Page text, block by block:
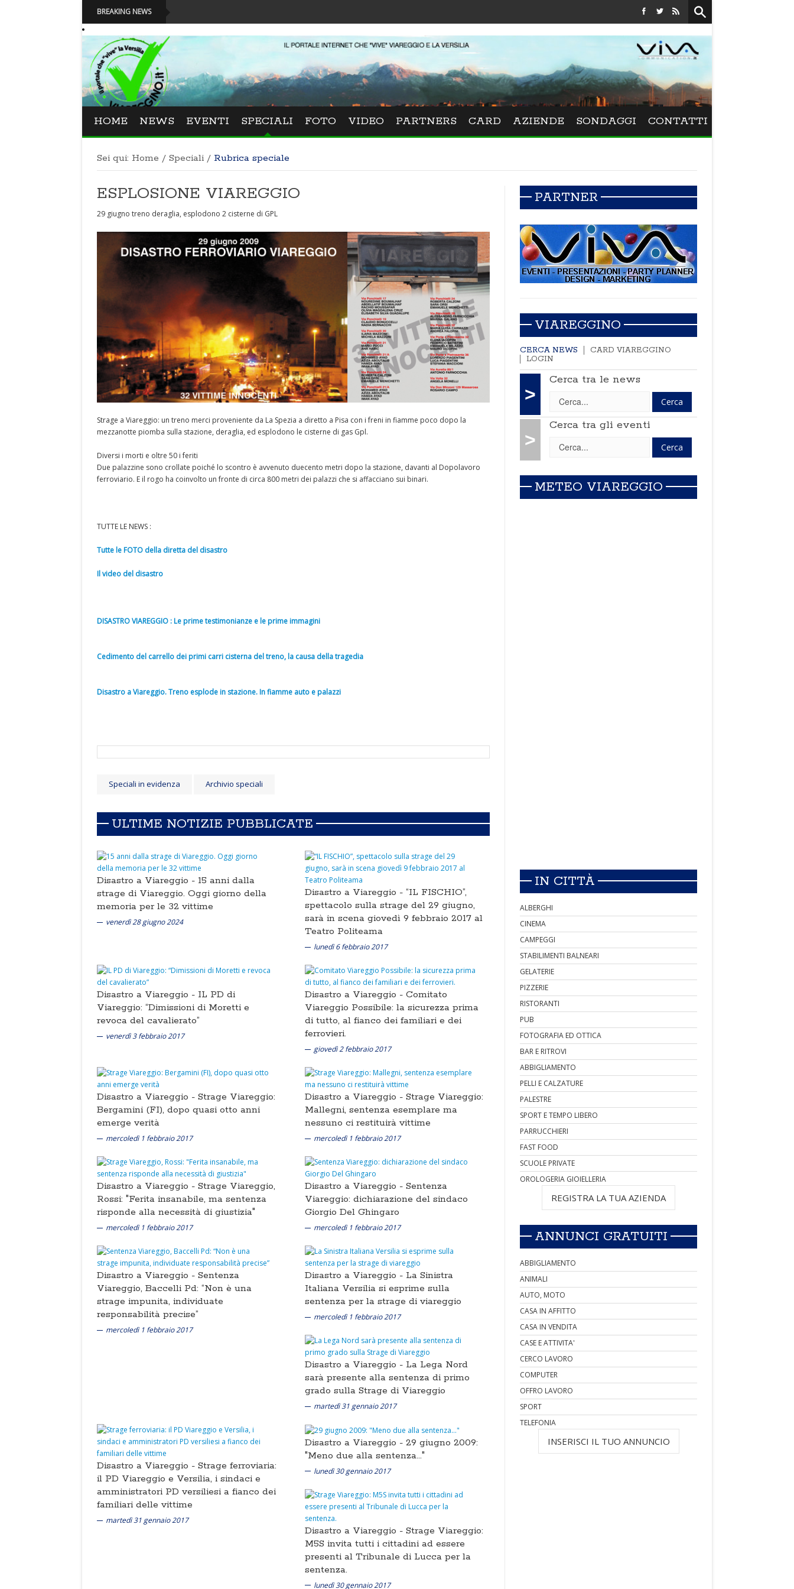
BREAKING NEWS
HOME NEWS EVENTI SPECIALI FOTO VIDEO PARTNERS CARD AZIENDE SONDAGGI CONTATTI
Sei qui: Home / Speciali / Rubrica speciale
ESPLOSIONE VIAREGGIO
29 giugno treno deraglia, esplodono 2 cisterne di GPL
Strage a Viareggio: un treno merci proveniente da La Spezia a diretto a Pisa con i freni in fiamme poco dopo la
mezzanotte piomba sulla stazione, deraglia, ed esplodono le cisterne di gas Gpl.
Diversi i morti e oltre 50 i feriti
Due palazzine sono crollate poiché lo scontro è avvenuto duecento metri dopo la stazione, davanti al Dopolavoro
ferroviario. E il rogo ha coinvolto un fronte di circa 800 metri dei palazzi che si affacciano sui binari.
TUTTE LE NEWS :
Tutte le FOTO della diretta del disastro
Il video del disastro
DISASTRO VIAREGGIO : Le prime testimonianze e le prime immagini
Cedimento del carrello dei primi carri cisterna del treno, la causa della tragedia
Disastro a Viareggio. Treno esplode in stazione. In fiamme auto e palazzi
Speciali in evidenza Archivio speciali
ULTIME NOTIZIE PUBBLICATE
Disastro a Viareggio - 15 anni dalla
strage di Viareggio. Oggi giorno della
memoria per le 32 vittime
venerdì 28 giugno 2024
Disastro a Viareggio - “IL FISCHIO”,
spettacolo sulla strage del 29 giugno,
sarà in scena giovedì 9 febbraio 2017 al
Teatro Politeama
lunedì 6 febbraio 2017
Disastro a Viareggio - IL PD di
Viareggio: “Dimissioni di Moretti e
revoca del cavalierato”
venerdì 3 febbraio 2017
Disastro a Viareggio - Comitato
Viareggio Possibile: la sicurezza prima
di tutto, al fianco dei familiari e dei
ferrovieri.
giovedì 2 febbraio 2017
Disastro a Viareggio - Strage Viareggio:
Bergamini (FI), dopo quasi otto anni
emerge verità
mercoledì 1 febbraio 2017
Disastro a Viareggio - Strage Viareggio:
Mallegni, sentenza esemplare ma
nessuno ci restituirà vittime
mercoledì 1 febbraio 2017
Disastro a Viareggio - Strage Viareggio,
Rossi: "Ferita insanabile, ma sentenza
risponde alla necessità di giustizia"
mercoledì 1 febbraio 2017
Disastro a Viareggio - Sentenza
Viareggio: dichiarazione del sindaco
Giorgio Del Ghingaro
mercoledì 1 febbraio 2017
Disastro a Viareggio - Sentenza
Viareggio, Baccelli Pd: “Non è una
strage impunita, individuate
responsabilità precise”
mercoledì 1 febbraio 2017
Disastro a Viareggio - La Sinistra
Italiana Versilia si esprime sulla
sentenza per la strage di viareggio
mercoledì 1 febbraio 2017
Disastro a Viareggio - La Lega Nord
sarà presente alla sentenza di primo
grado sulla Strage di Viareggio
martedì 31 gennaio 2017
Disastro a Viareggio - Strage ferroviaria:
il PD Viareggio e Versilia, i sindaci e
amministratori PD versiliesi a fianco dei
familiari delle vittime
martedì 31 gennaio 2017
Disastro a Viareggio - 29 giugno 2009:
"Meno due alla sentenza..."
lunedì 30 gennaio 2017
Disastro a Viareggio - Strage Viareggio:
M5S invita tutti i cittadini ad essere
presenti al Tribunale di Lucca per la
sentenza.
lunedì 30 gennaio 2017
PARTNER
VIAREGGINO
CERCA NEWS
CARD VIAREGGINO
LOGIN
>
Cerca tra le news
>
Cerca tra gli eventi
METEO VIAREGGIO
IN CITTÀ
ALBERGHI
CINEMA
CAMPEGGI
STABILIMENTI BALNEARI
GELATERIE
PIZZERIE
RISTORANTI
PUB
FOTOGRAFIA ED OTTICA
BAR E RITROVI
ABBIGLIAMENTO
PELLI E CALZATURE
PALESTRE
SPORT E TEMPO LIBERO
PARRUCCHIERI
FAST FOOD
SCUOLE PRIVATE
OROLOGERIA GIOIELLERIA
REGISTRA LA TUA AZIENDA
ANNUNCI GRATUITI
ABBIGLIAMENTO
ANIMALI
AUTO, MOTO
CASA IN AFFITTO
CASA IN VENDITA
CASE E ATTIVITA'
CERCO LAVORO
COMPUTER
OFFRO LAVORO
SPORT
TELEFONIA
INSERISCI IL TUO ANNUNCIO